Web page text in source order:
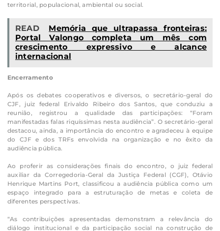
territorial, populacional, ambiental ou social.
READ
Memória que ultrapassa fronteiras:
Portal Valongo completa um mês com
crescimento expressivo e alcance
internacional
Encerramento
Após os debates cooperativos e diversos, o secretário-geral do
CJF, juiz federal Erivaldo Ribeiro dos Santos, que conduziu a
reunião, registrou a qualidade das participações: “Foram
manifestadas falas riquíssimas nesta audiência”. O secretário-geral
destacou, ainda, a importância do encontro e agradeceu à equipe
do CJF e dos TRFs envolvida na organização e no êxito da
audiência pública.
Ao proferir as considerações finais do encontro, o juiz federal
auxiliar da Corregedoria-Geral da Justiça Federal (CGF), Otávio
Henrique Martins Port, classificou a audiência pública como um
espaço integrado para a estruturação de metas e coleta de
diferentes perspectivas.
“As contribuições apresentadas demonstram a relevância do
diálogo institucional e da participação social na construção de